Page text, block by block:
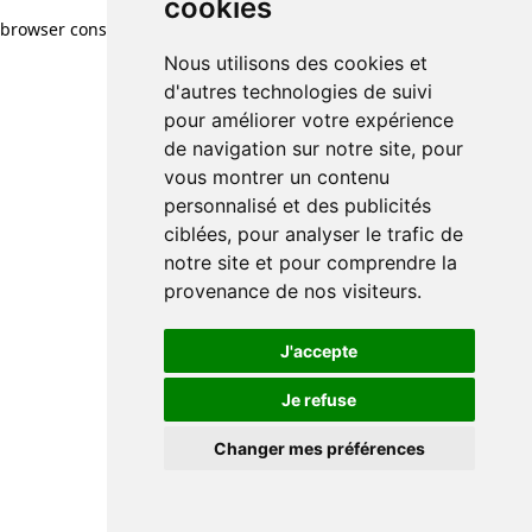
cookies
Nous utilisons des cookies et
d'autres technologies de suivi
pour améliorer votre expérience
de navigation sur notre site, pour
vous montrer un contenu
personnalisé et des publicités
ciblées, pour analyser le trafic de
notre site et pour comprendre la
provenance de nos visiteurs.
J'accepte
Je refuse
Changer mes préférences
cookies
Nous utilisons des cookies et
d'autres technologies de suivi
pour améliorer votre expérience
de navigation sur notre site, pour
vous montrer un contenu
personnalisé et des publicités
ciblées, pour analyser le trafic de
notre site et pour comprendre la
provenance de nos visiteurs.
J'accepte
Je refuse
Changer mes préférences
browser console for more information)